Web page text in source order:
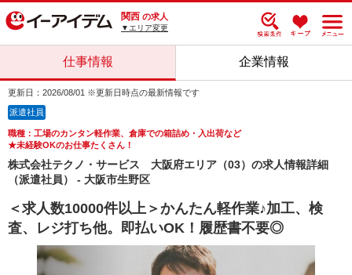
関西 の求人
▼エリア変更
仕事情報 企業情報
更新日：2026/08/01 ※更新日時点の最新情報です
派遣社員
職種：工場のカンタン軽作業、倉庫での箱詰め・入出荷など
★未経験OKのお仕事たくさん！
株式会社テクノ・サービス 大阪府エリア（03）の求人情報詳細
（派遣社員） - 大阪市生野区
＜求人数10000件以上＞かんたん軽作業♪加工、検
査、レジ打ち他。即払いOK！履歴書不要◎